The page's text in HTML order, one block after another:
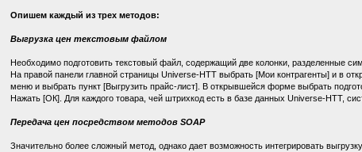
Опишем каждый из трех методов:
Выгрузка цен текстовым файлом
Необходимо подготовить текстовый файл, содержащий две колонки, разделенные
На правой панели главной страницы Universe-HTT выбрать [Мои контрагенты] и в
меню и выбрать пункт [Выгрузить прайс-лист]. В открывшейся форме выбрать
Нажать [ОК]. Для каждого товара, чей штрихкод есть в базе данных Universe-HTT,
Передача цен посредством методов SOAP
Значительно более сложный метод, однако дает возможность интегрировать